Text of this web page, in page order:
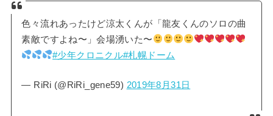
色々流れあったけど涼太くんが「龍友くんのソロの曲
素敵ですよね〜」会場湧いた〜
#少年クロニクル#札幌ドーム
— RiRi (@RiRi_gene59) 2019年8月31日